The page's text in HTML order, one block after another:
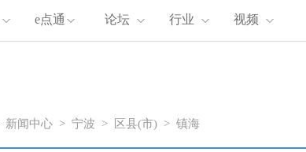
e点通 论坛 行业 视频
新闻中心 > 宁波 > 区县(市) > 镇海